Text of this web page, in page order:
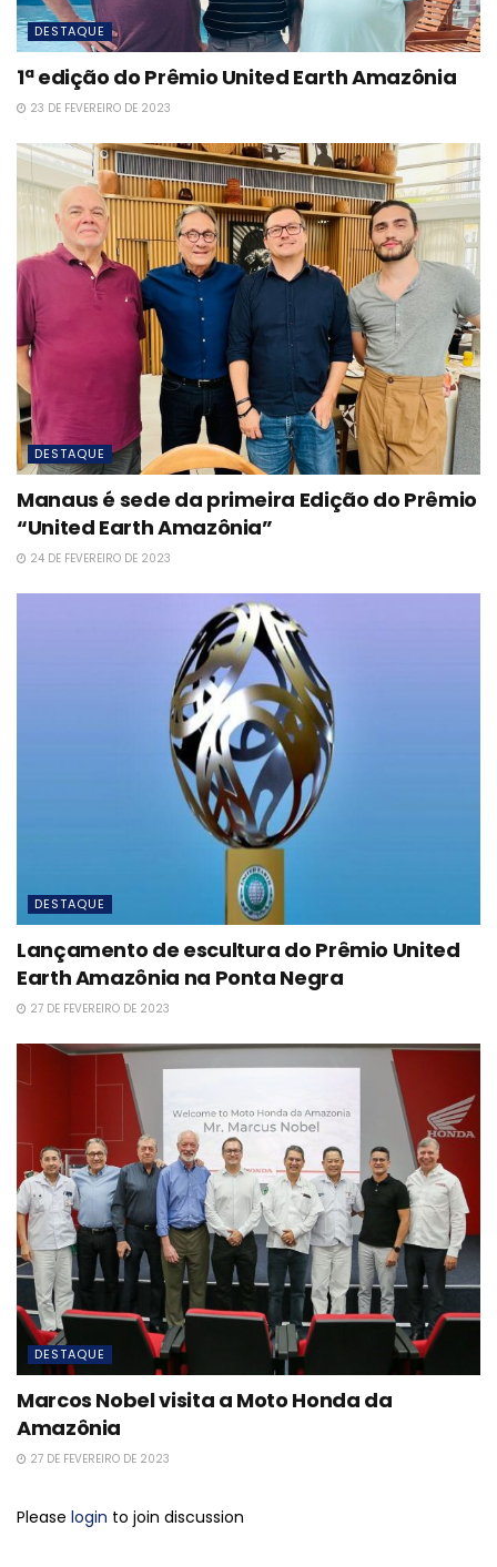
DESTAQUE
1ª edição do Prêmio United Earth Amazônia
23 DE FEVEREIRO DE 2023
DESTAQUE
Manaus é sede da primeira Edição do Prêmio
“United Earth Amazônia”
24 DE FEVEREIRO DE 2023
DESTAQUE
Lançamento de escultura do Prêmio United
Earth Amazônia na Ponta Negra
27 DE FEVEREIRO DE 2023
DESTAQUE
Marcos Nobel visita a Moto Honda da
Amazônia
27 DE FEVEREIRO DE 2023
Please login to join discussion